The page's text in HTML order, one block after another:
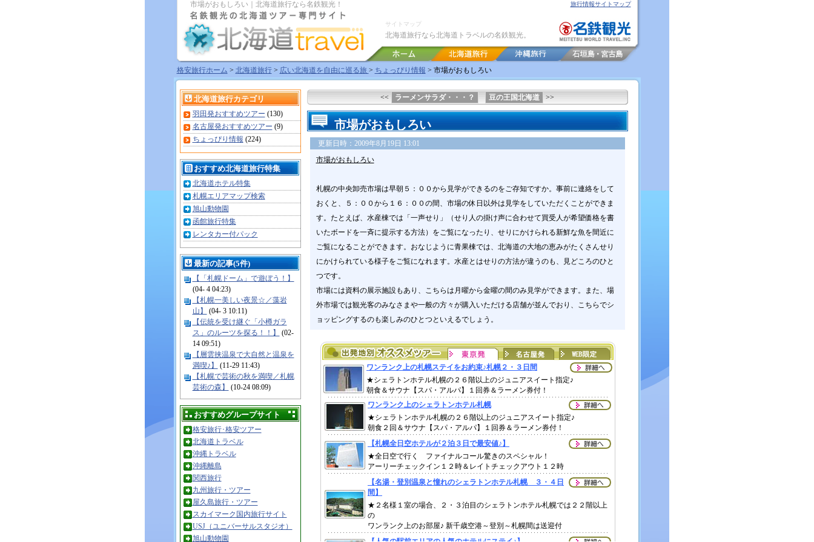
市場がおもしろい｜北海道旅行なら名鉄観光！ 旅行情報サイトマップ
サイトマップ
北海道旅行なら北海道トラベルの名鉄観光。
格安旅行ホーム > 北海道旅行> 広い北海道を自由に巡る旅 > ちょっぴり情報 > 市場がおもしろい
<< ラーメンサラダ・・・？ 豆の王国北海道 >>
市場がおもしろい
更新日時：2009年8月19日 13:01
市場がおもしろい
札幌の中央卸売市場は早朝５：００から見学ができるのをご存知ですか。事前に連絡をして
おくと、５：００から１６：００の間、市場の休日以外は見学をしていただくことができま
す。たとえば、水産棟では「一声せり」（せり人の掛け声に合わせて買受人が希望価格を書
いたボードを一斉に提示する方法）をご覧になったり、せりにかけられる新鮮な魚を間近に
ご覧になることができます。おなじように青果棟では、北海道の大地の恵みがたくさんせり
にかけられている様子をご覧になれます。水産とはせりの方法が違うのも、見どころのひと
つです。
市場には資料の展示施設もあり、こちらは月曜から金曜の間のみ見学ができます。また、場
外市場では観光客のみなさまや一般の方々が購入いただける店舗が並んでおり、こちらでシ
ョッピングするのも楽しみのひとつといえるでしょう。
北海道旅行カテゴリ
羽田発おすすめツアー (130)
名古屋発おすすめツアー (9)
ちょっぴり情報 (224)
おすすめ北海道旅行特集
北海道ホテル特集
札幌エリアマップ検索
旭山動物園
函館旅行特集
レンタカー付パック
最新の記事(5件)
【「札幌ドーム」で遊ぼう！】
(04- 4 04:23)
【札幌一美しい夜景☆／藻岩
山】
(04- 3 10:11)
【伝統を受け継ぐ「小樽ガラ
ス」のルーツを探る！！】
(02-
14 09:51)
【層雲挟温泉で大自然と温泉を
満喫♪】
(11-29 11:43)
【札幌で芸術の秋を満喫／札幌
芸術の森】
(10-24 08:09)
おすすめグループサイト
格安旅行･格安ツアー
北海道トラベル
沖縄トラベル
沖縄離島
関西旅行
九州旅行・ツアー
屋久島旅行・ツアー
スカイマーク国内旅行サイト
USJ（ユニバーサルスタジオ）
旭山動物園